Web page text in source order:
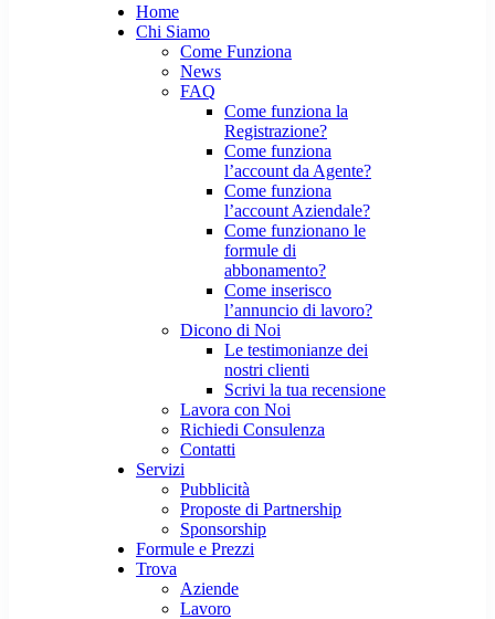
Home
Chi Siamo
Come Funziona
News
FAQ
Come funziona la
Registrazione?
Come funziona
l’account da Agente?
Come funziona
l’account Aziendale?
Come funzionano le
formule di
abbonamento?
Come inserisco
l’annuncio di lavoro?
Dicono di Noi
Le testimonianze dei
nostri clienti
Scrivi la tua recensione
Lavora con Noi
Richiedi Consulenza
Contatti
Servizi
Pubblicità
Proposte di Partnership
Sponsorship
Formule e Prezzi
Trova
Aziende
Lavoro